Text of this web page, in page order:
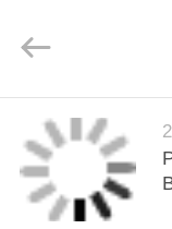
RUMAH
PRODUK
Equipment
Co.,Ltd.
Reserved.